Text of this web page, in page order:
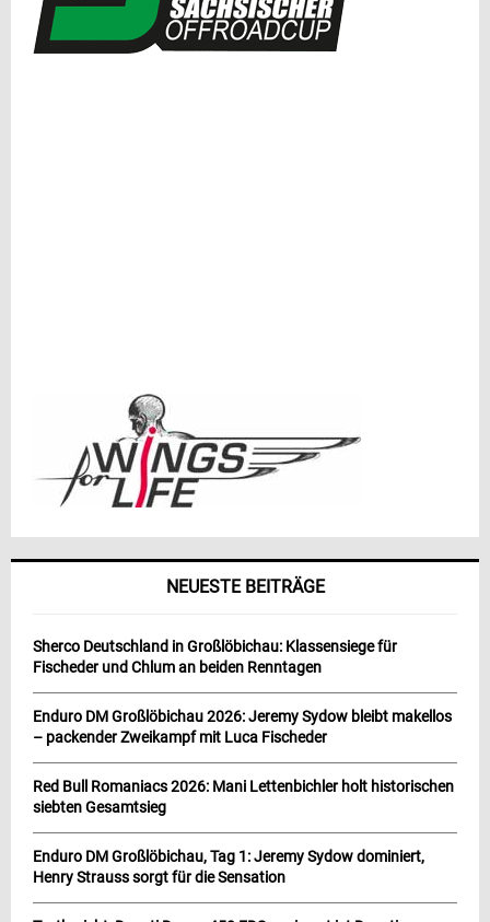
NEUESTE BEITRÄGE
Sherco Deutschland in Großlöbichau: Klassensiege für
Fischeder und Chlum an beiden Renntagen
Enduro DM Großlöbichau 2026: Jeremy Sydow bleibt makellos
– packender Zweikampf mit Luca Fischeder
Red Bull Romaniacs 2026: Mani Lettenbichler holt historischen
siebten Gesamtsieg
Enduro DM Großlöbichau, Tag 1: Jeremy Sydow dominiert,
Henry Strauss sorgt für die Sensation